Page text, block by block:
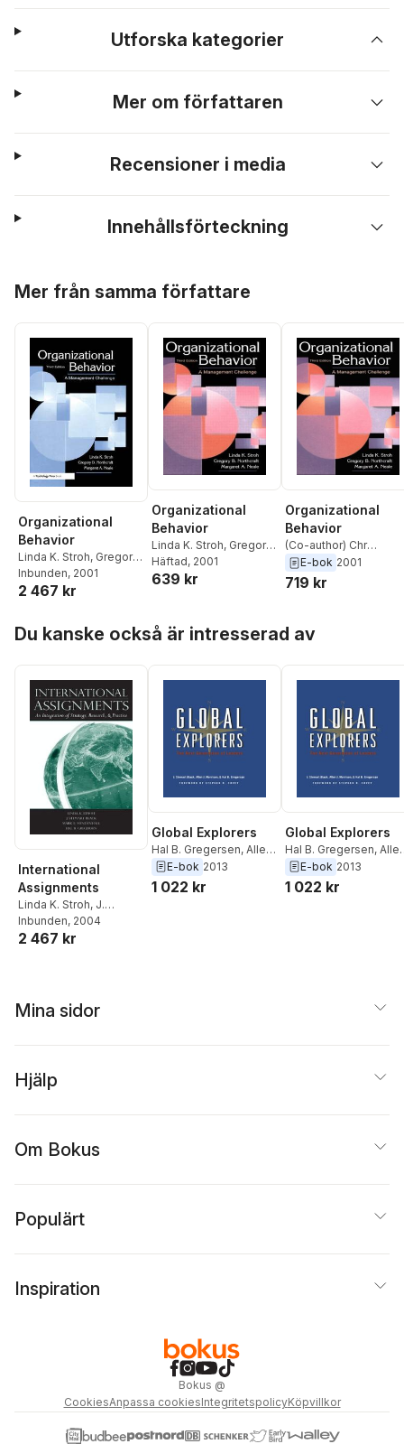
Utforska kategorier
Mer om författaren
Recensioner i media
Innehållsförteckning
Mer från samma författare
Organizational
Behavior
Linda K. Stroh, Gregory
B. Northcraft,Margaret
A. Neale ,(Co-author)
Greenberg
Inbunden, 2001
2 467 kr
Organizational
Behavior
Linda K. Stroh, Gregory
B. Northcraft
A. Neale,
Greenberg
Häftad, 2001
639 kr
Organizational
Behavior
(Co-author) Chr
Langlands,(Co-
Mar Kern
Stroh
Greenberg
E-bok 2001
719 kr
Du kanske också är intresserad av
International
Assignments
Linda K. Stroh, J.
Stewart Black,Mark E.
Mendenhall
Inbunden, 2004
2 467 kr
Global Explorers
Hal B. Gregersen, Allen
J. Morrison,J. Stewart
Black
E-bok 2013
1 022 kr
Global Explorers
Hal B. Gregersen,
J. Morrison,J. Stewart
Black
E-bok 2013
1 022 kr
Mina sidor
Hjälp
Om Bokus
Populärt
Inspiration
Bokus @
CookiesAnpassa cookiesIntegritetspolicyKöpvillkor